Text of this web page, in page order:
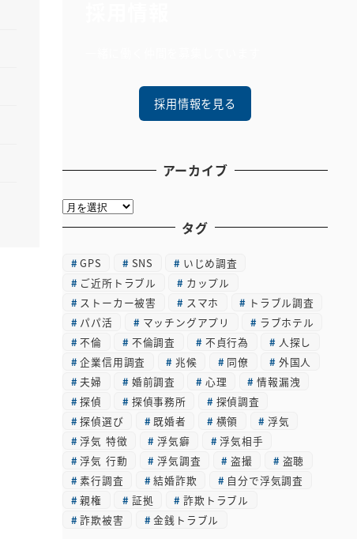
採用情報を見る
アーカイブ
ア
ー
イ
ブ
タグ
GPS SNS
いじめ調査
ご近所トラブル
カップル
ストーカー被害
スマホ
トラブル調査
パパ活
マッチングアプリ
ラブホテル
不倫
不倫調査 不貞行為
人探し
企業信用調査
兆候 同僚
外国人
夫婦
婚前調査 心理
情報漏洩
探偵
探偵事務所
探偵調査
探偵選び
既婚者 横領
浮気
浮気 特徴
浮気癖
浮気相手
浮気 行動
浮気調査 盗撮
盗聴
素行調査
結婚詐欺
自分で浮気調査
親権
証拠
詐欺トラブル
詐欺被害
金銭トラブル